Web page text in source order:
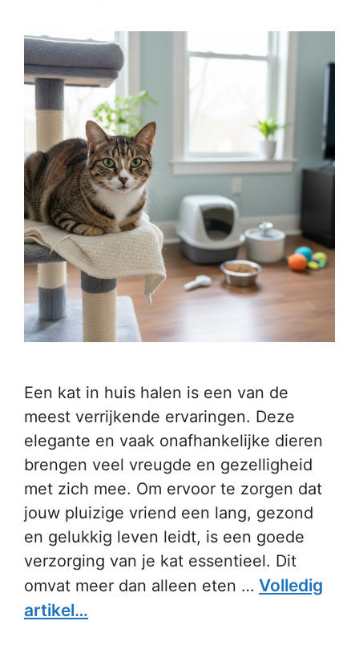
Een kat in huis halen is een van de
meest verrijkende ervaringen. Deze
elegante en vaak onafhankelijke dieren
brengen veel vreugde en gezelligheid
met zich mee. Om ervoor te zorgen dat
jouw pluizige vriend een lang, gezond
en gelukkig leven leidt, is een goede
verzorging van je kat essentieel. Dit
omvat meer dan alleen eten … Volledig
artikel…